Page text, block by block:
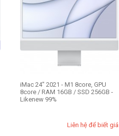
iMac 24" 2021 - M1 8core, GPU
8core / RAM 16GB / SSD 256GB -
Likenew 99%
Liên hệ để biết giá